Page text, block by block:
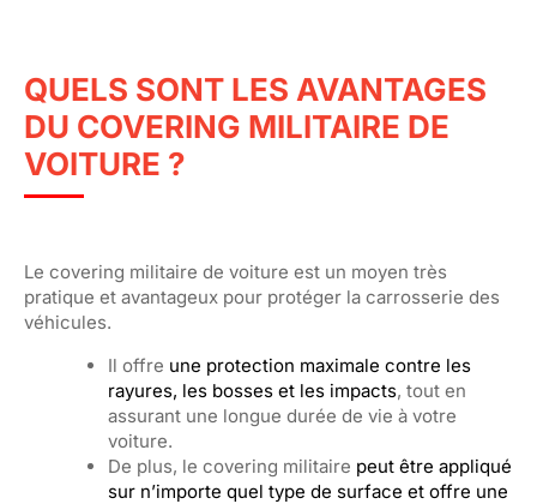
QUELS SONT LES AVANTAGES
DU COVERING MILITAIRE DE
VOITURE ?
Le covering militaire de voiture est un moyen très
pratique et avantageux pour protéger la carrosserie des
véhicules.
Il offre une protection maximale contre les
rayures, les bosses et les impacts, tout en
assurant une longue durée de vie à votre
voiture.
De plus, le covering militaire peut être appliqué
sur n’importe quel type de surface et offre une